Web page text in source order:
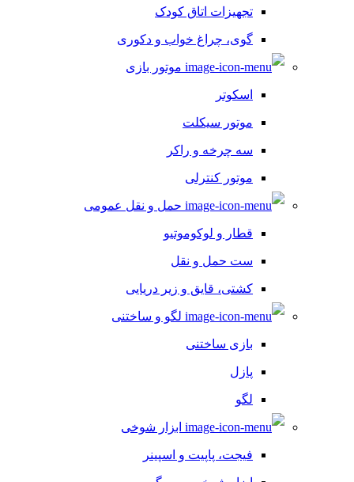
تجهیزات اتاق کودک
گوی، چراغ خواب و دکوری
موتور بازی
اسکوتر
موتور سیکلت
سه چرخه و راکر
موتور کنترلی
حمل و نقل عمومی
قطار و لوکوموتیو
ست حمل و نقل
کشتی، قایق و زیر دریایی
لگو و ساختنی
بازی ساختنی
پازل
لگو
ابزار شوخی
فیجت، پاپیت و اسپینر